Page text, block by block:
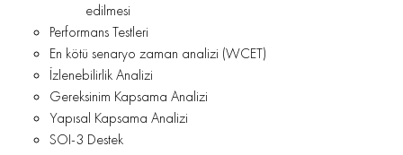
edilmesi
Performans Testleri
En kötü senaryo zaman analizi (WCET)
İzlenebilirlik Analizi
Gereksinim Kapsama Analizi
Yapısal Kapsama Analizi
SOI-3 Destek